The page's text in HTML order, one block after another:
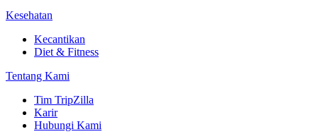
Kesehatan
Kecantikan
Diet & Fitness
Tentang Kami
Tim TripZilla
Karir
Hubungi Kami